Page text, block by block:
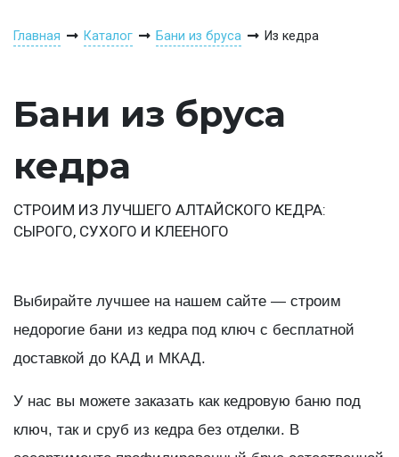
Главная Каталог Бани из бруса Из кедра
Бани из бруса
кедра
СТРОИМ ИЗ ЛУЧШЕГО АЛТАЙСКОГО КЕДРА:
СЫРОГО, СУХОГО И КЛЕЕНОГО
Выбирайте лучшее на нашем сайте — строим
недорогие бани из кедра под ключ с бесплатной
доставкой до КАД и МКАД.
У нас вы можете заказать как кедровую баню под
ключ, так и сруб из кедра без отделки. В